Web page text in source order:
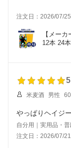
注文日：2026/07/25
【メー
12本 24
5
米麦酒 男性
やっぱりヘイジ
自分用｜実用品・
注文日：2026/07/21